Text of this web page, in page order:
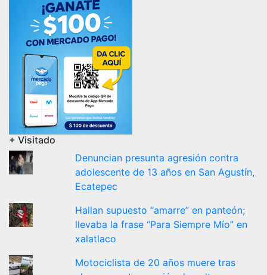
+ Visitado
Denuncian presunta agresión contra
adolescente de 13 años en San Agustín,
Ecatepec
Hallan supuesto “amarre” en panteón;
llevaba la frase “Para Siempre Mío” en
xalatlaco
Motociclista de 20 años muere tras